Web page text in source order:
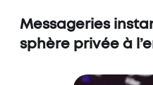
Messageries
sphère privée à